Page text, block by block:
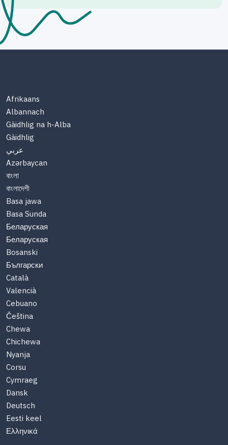
Afrikaans
Albannach
Gàidhlig na h-Alba
Gàidhlig
عربي
Azərbaycan
বাংলা
বাংলাদেশী
Basa jawa
Basa Sunda
Беларуская
Беларуская
Bosanski
Български
Català
Valencià
Cebuano
Čeština
Chewa
Chichewa
Nyanja
Corsu
Cymraeg
Dansk
Deutsch
Eesti keel
Ελληνικά